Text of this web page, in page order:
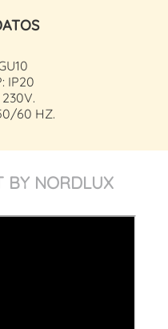
IP20
60 HZ.
BY NORDLUX